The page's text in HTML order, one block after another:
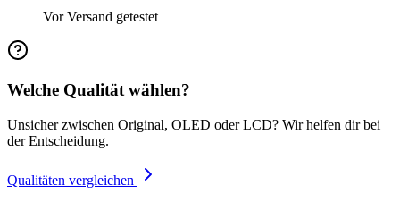
Vor Versand getestet
Welche Qualität wählen?
Unsicher zwischen Original, OLED oder LCD? Wir helfen dir bei
der Entscheidung.
Qualitäten vergleichen